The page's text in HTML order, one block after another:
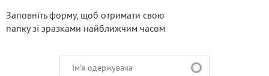
Заповніть форму, щоб отримати свою
папку зі зразками найближчим часом